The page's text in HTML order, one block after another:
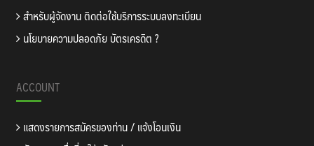
สำหรับผู้จัดงาน ติดต่อใช้บริการระบบลงทะเบียน
นโยบายความปลอดภัย บัตรเครดิต ?
ACCOUNT
แสดงรายการสมัครของท่าน / แจ้งโอนเงิน